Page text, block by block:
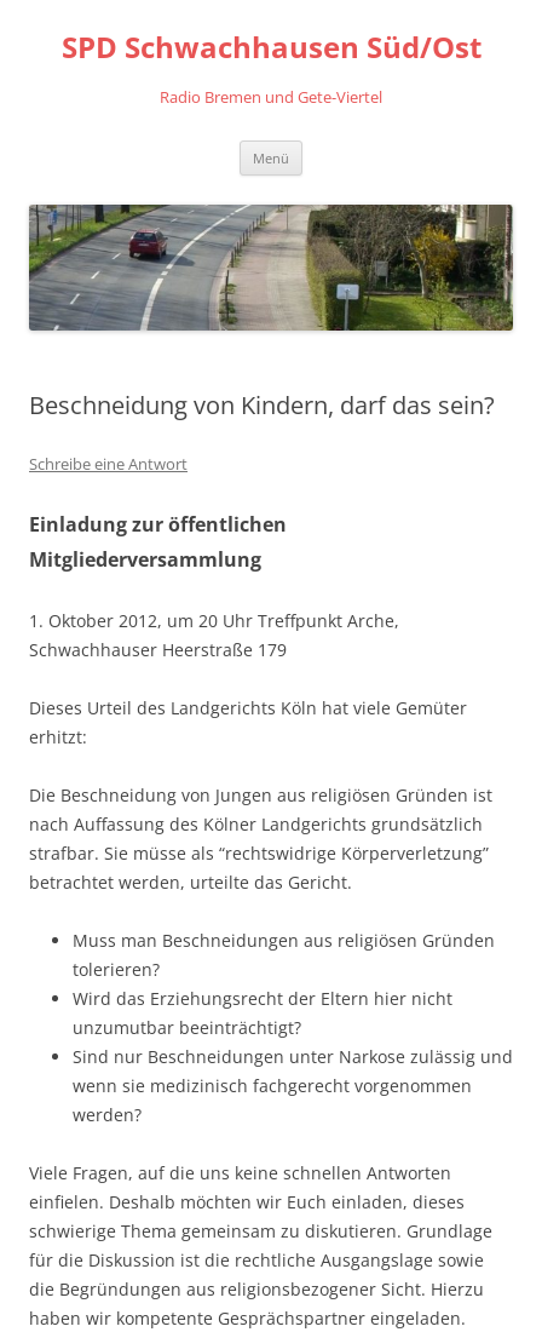
springen
SPD Schwachhausen Süd/Ost
Radio Bremen und Gete-Viertel
Menü
Beschneidung von Kindern, darf das sein?
Schreibe eine Antwort
Einladung zur öffentlichen
Mitgliederversammlung
1. Oktober 2012, um 20 Uhr Treffpunkt Arche,
Schwachhauser Heerstraße 179
Dieses Urteil des Landgerichts Köln hat viele Gemüter
erhitzt:
Die Beschneidung von Jungen aus religiösen Gründen ist
nach Auffassung des Kölner Landgerichts grundsätzlich
strafbar. Sie müsse als “rechtswidrige Körperverletzung”
betrachtet werden, urteilte das Gericht.
Muss man Beschneidungen aus religiösen Gründen
tolerieren?
Wird das Erziehungsrecht der Eltern hier nicht
unzumutbar beeinträchtigt?
Sind nur Beschneidungen unter Narkose zulässig und
wenn sie medizinisch fachgerecht vorgenommen
werden?
Viele Fragen, auf die uns keine schnellen Antworten
einfielen. Deshalb möchten wir Euch einladen, dieses
schwierige Thema gemeinsam zu diskutieren. Grundlage
für die Diskussion ist die rechtliche Ausgangslage sowie
die Begründungen aus religionsbezogener Sicht. Hierzu
haben wir kompetente Gesprächspartner eingeladen.